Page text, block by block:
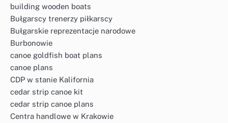
building wooden boats
Bułgarscy trenerzy piłkarscy
Bułgarskie reprezentacje narodowe
Burbonowie
canoe goldfish boat plans
canoe plans
CDP w stanie Kalifornia
cedar strip canoe kit
cedar strip canoe plans
Centra handlowe w Krakowie